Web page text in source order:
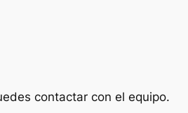
contactar con el equipo.